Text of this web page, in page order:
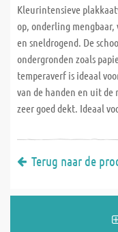
Kleurintensieve
op, onderling
en sneldrogend. De
ondergronden zoals
temperaverf is ideaal
van de handen en uit de
zeer goed dekt. Ideaal
Terug naar de